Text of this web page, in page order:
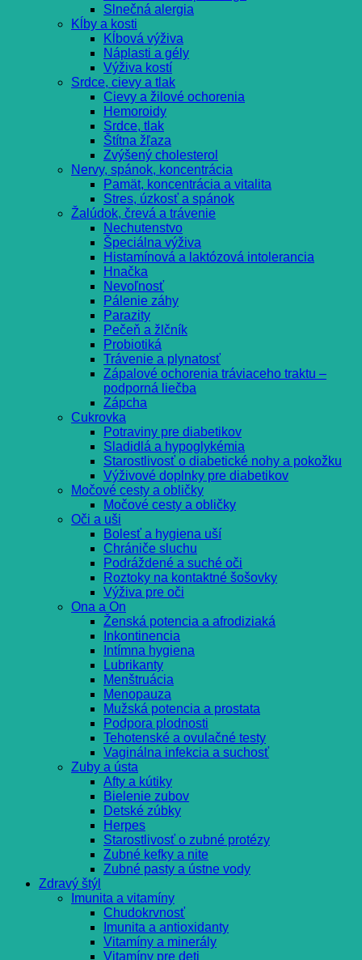
Slnečná alergia
Kĺby a kosti
Kĺbová výživa
Náplasti a gély
Výživa kostí
Srdce, cievy a tlak
Cievy a žilové ochorenia
Hemoroidy
Srdce, tlak
Štítna žľaza
Zvýšený cholesterol
Nervy, spánok, koncentrácia
Pamät, koncentrácia a vitalita
Stres, úzkosť a spánok
Žalúdok, črevá a trávenie
Nechutenstvo
Špeciálna výživa
Histamínová a laktózová intolerancia
Hnačka
Nevoľnosť
Pálenie záhy
Parazity
Pečeň a žlčník
Probiotiká
Trávenie a plynatosť
Zápalové ochorenia tráviaceho traktu –
podporná liečba
Zápcha
Cukrovka
Potraviny pre diabetikov
Sladidlá a hypoglykémia
Starostlivosť o diabetické nohy a pokožku
Výživové doplnky pre diabetikov
Močové cesty a obličky
Močové cesty a obličky
Oči a uši
Bolesť a hygiena uší
Chrániče sluchu
Podráždené a suché oči
Roztoky na kontaktné šošovky
Výživa pre oči
Ona a On
Ženská potencia a afrodiziaká
Inkontinencia
Intímna hygiena
Lubrikanty
Menštruácia
Menopauza
Mužská potencia a prostata
Podpora plodnosti
Tehotenské a ovulačné testy
Vaginálna infekcia a suchosť
Zuby a ústa
Afty a kútiky
Bielenie zubov
Detské zúbky
Herpes
Starostlivosť o zubné protézy
Zubné kefky a nite
Zubné pasty a ústne vody
Zdravý štýl
Imunita a vitamíny
Chudokrvnosť
Imunita a antioxidanty
Vitamíny a minerály
Vitamíny pre deti